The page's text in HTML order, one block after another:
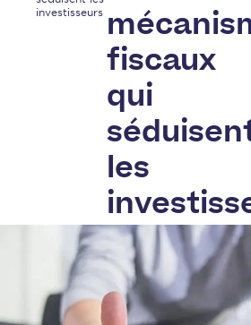
investisseurs
fiscaux
qui
les